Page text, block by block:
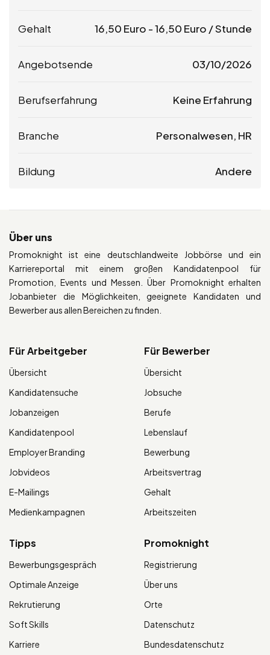
Gehalt 16,50 Euro -16,50 Euro / Stunde
Angebotsende 03/10/2026
Berufserfahrung Keine Erfahrung
Branche Personalwesen, HR
Bildung Andere
Über uns
Promoknight ist eine deutschlandweite Jobbörse und ein
Karriereportal mit einem großen Kandidatenpool für
Promotion, Events und Messen. Über Promoknight erhalten
Jobanbieter die Möglichkeiten, geeignete Kandidaten und
Bewerber aus allen Bereichen zu finden.
Für Arbeitgeber
Übersicht
Kandidatensuche
Jobanzeigen
Kandidatenpool
Employer Branding
Jobvideos
E-Mailings
Medienkampagnen
Für Bewerber
Übersicht
Jobsuche
Berufe
Lebenslauf
Bewerbung
Arbeitsvertrag
Gehalt
Arbeitszeiten
Tipps
Bewerbungsgespräch
Optimale Anzeige
Rekrutierung
Soft Skills
Karriere
Promoknight
Registrierung
Über uns
Orte
Datenschutz
Bundesdatenschutz